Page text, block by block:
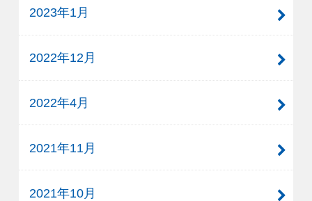
2023年1月
2022年12月
2022年4月
2021年11月
2021年10月